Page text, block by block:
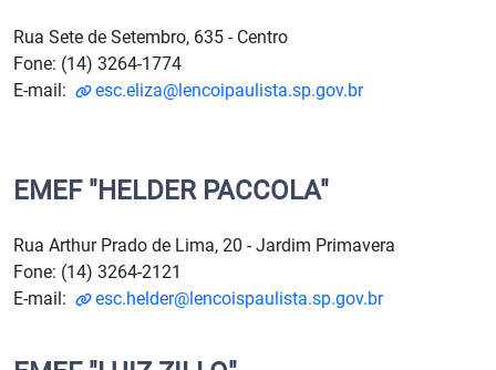
Rua Sete de Setembro, 635 - Centro
Fone: (14) 3264-1774
E-mail:
esc.eliza@lencoipaulista.sp.gov.br
EMEF "HELDER PACCOLA"
Rua Arthur Prado de Lima, 20 - Jardim Primavera
Fone: (14) 3264-2121
E-mail:
esc.helder@lencoispaulista.sp.gov.br